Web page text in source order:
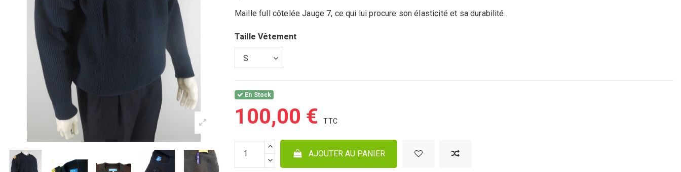
Maille full côtelée Jauge 7, ce qui lui procure son élasticité et sa durabilité.
Taille Vêtement
En Stock
100,00 €
AJOUTER AU PANIER